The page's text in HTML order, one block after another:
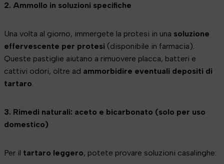
2. Ammollo in soluzioni specifiche
Una volta al giorno, immergete la protesi in una soluzione
effervescente per protesi (disponibile in farmacia).
Queste pastiglie aiutano a rimuovere placca, batteri e
cattivi odori, oltre ad ammorbidire eventuali depositi di
tartaro.
3. Rimedi naturali: aceto e bicarbonato (solo per uso
domestico)
Per il tartaro leggero, potete provare soluzioni casalinghe: